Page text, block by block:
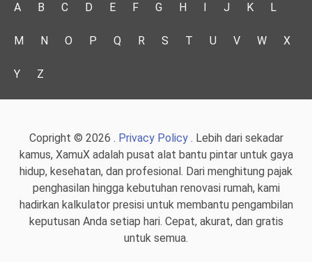
A B C D E F G H I J K L
M N O P Q R S T U V W X
Y Z
Copright © 2026 . Privacy Policy. Lebih dari sekadar
kamus, XamuX adalah pusat alat bantu pintar untuk gaya
hidup, kesehatan, dan profesional. Dari menghitung pajak
penghasilan hingga kebutuhan renovasi rumah, kami
hadirkan kalkulator presisi untuk membantu pengambilan
keputusan Anda setiap hari. Cepat, akurat, dan gratis
untuk semua.